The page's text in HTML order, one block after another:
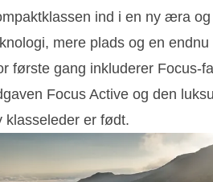
ind i en ny æra
mere plads og en
første gang inkluderer Focus-
Focus Active og den
klasseleder er født.